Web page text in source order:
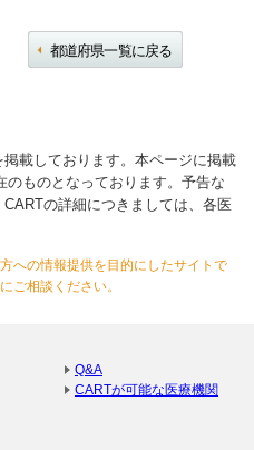
都道府県一覧に戻る
載しております。本ページに掲載
のものとなっております。予告な
の詳細につきましては、各医
への情報提供を目的にしたサイトで
ご相談ください。
Q&A
CARTが可能な医療機関